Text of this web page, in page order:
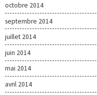
octobre 2014
septembre 2014
juillet 2014
juin 2014
mai 2014
avril 2014